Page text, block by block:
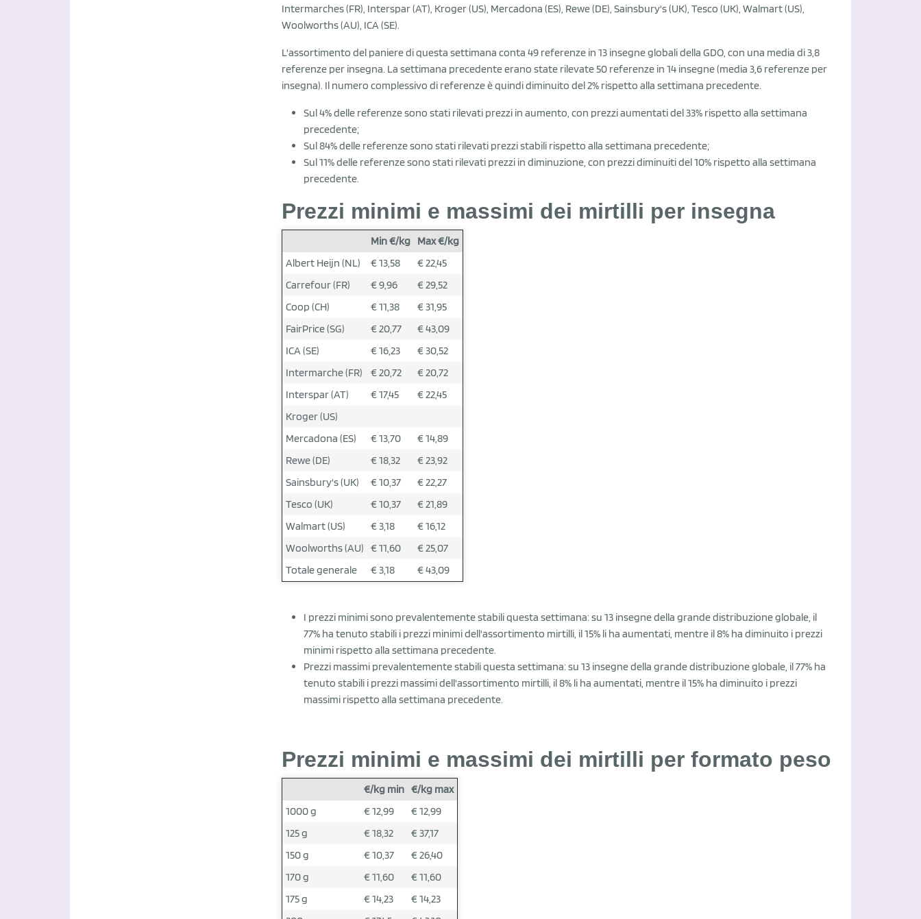
Intermarches (FR), Interspar (AT), Kroger (US), Mercadona (ES), Rewe (DE), Sainsbury's (UK), Tesco (UK), Walmart (US),
Woolworths (AU), ICA (SE).
L'assortimento del paniere di questa settimana conta 49 referenze in 13 insegne globali della GDO, con una media di 3,8
referenze per insegna. La settimana precedente erano state rilevate 50 referenze in 14 insegne (media 3,6 referenze per
insegna). Il numero complessivo di referenze è quindi diminuito del 2% rispetto alla settimana precedente.
Sul 4% delle referenze sono stati rilevati prezzi in aumento, con prezzi aumentati del 33% rispetto alla settimana
precedente;
Sul 84% delle referenze sono stati rilevati prezzi stabili rispetto alla settimana precedente;
Sul 11% delle referenze sono stati rilevati prezzi in diminuzione, con prezzi diminuiti del 10% rispetto alla settimana
precedente.
Prezzi minimi e massimi dei mirtilli per insegna
Min €/kg Max €/kg
Albert Heijn (NL)
€ 13,58
€ 22,45
Carrefour (FR)
€ 9,96
€ 29,52
Coop (CH)
€ 11,38
€ 31,95
FairPrice (SG)
€ 20,77
€ 43,09
ICA (SE)
€ 16,23
€ 30,52
Intermarche (FR)
€ 20,72
€ 20,72
Interspar (AT)
€ 17,45
€ 22,45
Kroger (US)
Mercadona (ES)
€ 13,70
€ 14,89
Rewe (DE)
€ 18,32
€ 23,92
Sainsbury's (UK)
€ 10,37
€ 22,27
Tesco (UK)
€ 10,37
€ 21,89
Walmart (US)
€ 3,18
€ 16,12
Woolworths (AU) € 11,60
€ 25,07
Totale generale
€ 3,18 € 43,09
I prezzi minimi sono prevalentemente stabili questa settimana: su 13 insegne della grande distribuzione globale, il
77% ha tenuto stabili i prezzi minimi dell'assortimento mirtilli, il 15% li ha aumentati, mentre il 8% ha diminuito i prezzi
minimi rispetto alla settimana precedente.
Prezzi massimi prevalentemente stabili questa settimana: su 13 insegne della grande distribuzione globale, il 77% ha
tenuto stabili i prezzi massimi dell'assortimento mirtilli, il 8% li ha aumentati, mentre il 15% ha diminuito i prezzi
massimi rispetto alla settimana precedente.
Prezzi minimi e massimi dei mirtilli per formato peso
€/kg min €/kg max
1000 g
€ 12,99
€ 12,99
125 g
€ 18,32
€ 37,17
150 g
€ 10,37
€ 26,40
170 g
€ 11,60
€ 11,60
175 g
€ 14,23
€ 14,23